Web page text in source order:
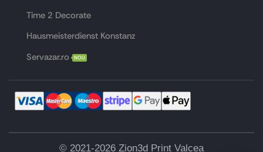
Time 2 Decorate
Hausmeisterdienst Konstanz
Servazar.ro
NOU
© 2021-2026 Zion3d Print Valcea